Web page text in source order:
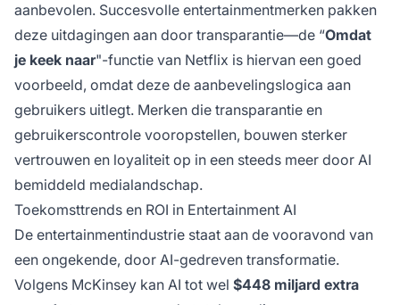
aanbevolen. Succesvolle entertainmentmerken pakken
deze uitdagingen aan door transparantie—de “Omdat
je keek naar"-functie van Netflix is hiervan een goed
voorbeeld, omdat deze de aanbevelingslogica aan
gebruikers uitlegt. Merken die transparantie en
gebruikerscontrole vooropstellen, bouwen sterker
vertrouwen en loyaliteit op in een steeds meer door AI
bemiddeld medialandschap.
Toekomsttrends en ROI in Entertainment AI
De entertainmentindustrie staat aan de vooravond van
een ongekende, door AI-gedreven transformatie.
Volgens McKinsey kan AI tot wel $448 miljard extra